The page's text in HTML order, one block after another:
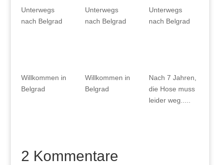
Unterwegs
nach Belgrad
Unterwegs
nach Belgrad
Unterwegs
nach Belgrad
Willkommen in
Belgrad
Willkommen in
Belgrad
Nach 7 Jahren,
die Hose muss
leider weg.....
2 Kommentare